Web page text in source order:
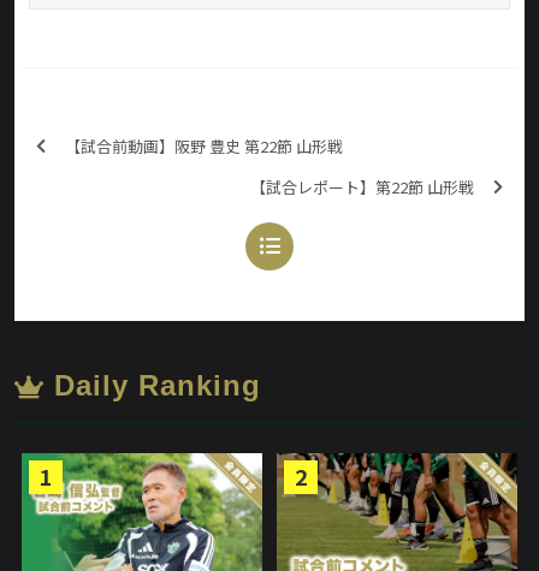
【試合前動画】阪野 豊史 第22節 山形戦
【試合レポート】第22節 山形戦
Daily Ranking